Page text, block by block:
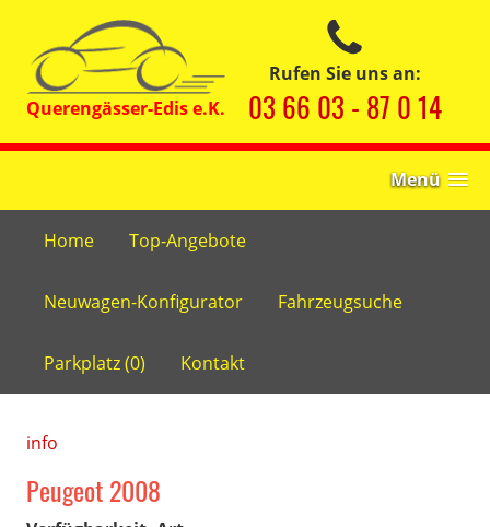
Rufen Sie uns an:
03 66 03 - 87 0 14
Menü
Home Top-Angebote
Neuwagen-Konfigurator Fahrzeugsuche
Parkplatz (0) Kontakt
info
Peugeot 2008